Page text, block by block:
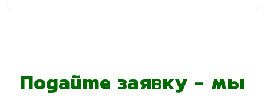
Подайте заявку - мы